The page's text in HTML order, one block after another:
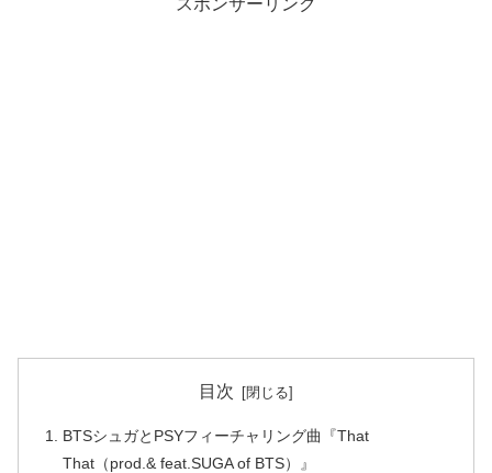
目次
BTSシュガとPSYフィーチャリング曲『That
That（prod.& feat.SUGA of BTS）』